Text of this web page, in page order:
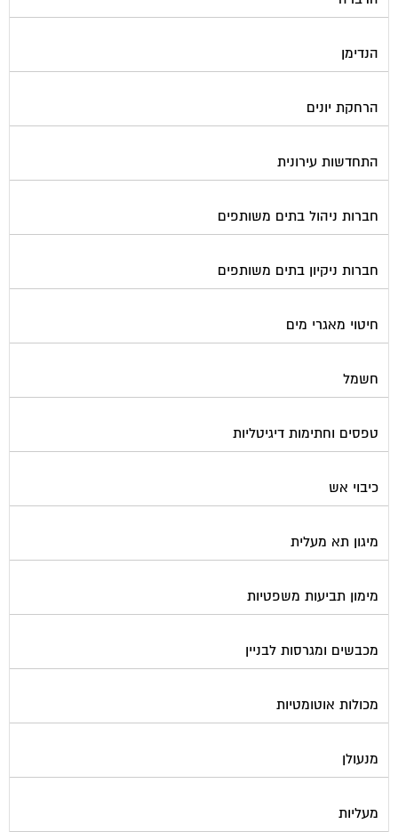
הנדימן
הרחקת יונים
התחדשות עירונית
חברות ניהול בתים משותפים
חברות ניקיון בתים משותפים
חיטוי מאגרי מים
חשמל
טפסים וחתימות דיגיטליות
כיבוי אש
מיגון תא מעלית
מימון תביעות משפטיות
מכבשים ומגרסות לבניין
מכולות אוטומטיות
מנעולן
מעליות